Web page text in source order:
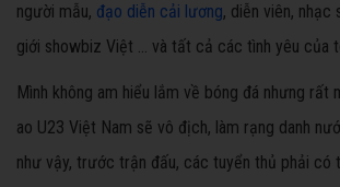
người mẫu, đạo diễn cải lương, diễn viên, nhạc
giới showbiz Việt … và tất cả các tình yêu của
Mình không am hiểu lắm về bóng đá nhưng rất
ao U23 Việt Nam sẽ vô địch, làm rạng danh
như vậy, trước trận đấu, các tuyển thủ phải có